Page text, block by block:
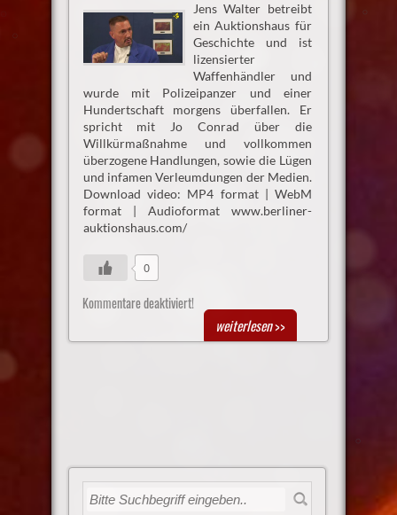
Jens Walter betreibt
ein Auktionshaus für
Geschichte und ist
lizensierter
Waffenhändler und
wurde mit Polizeipanzer und einer
Hundertschaft morgens überfallen. Er
spricht mit Jo Conrad über die
Willkürmaßnahme und vollkommen
überzogene Handlungen, sowie die Lügen
und infamen Verleumdungen der Medien.
Download video: MP4 format | WebM
format | Audioformat www.berliner-
auktionshaus.com/
0
Kommentare deaktiviert!
weiterlesen>>